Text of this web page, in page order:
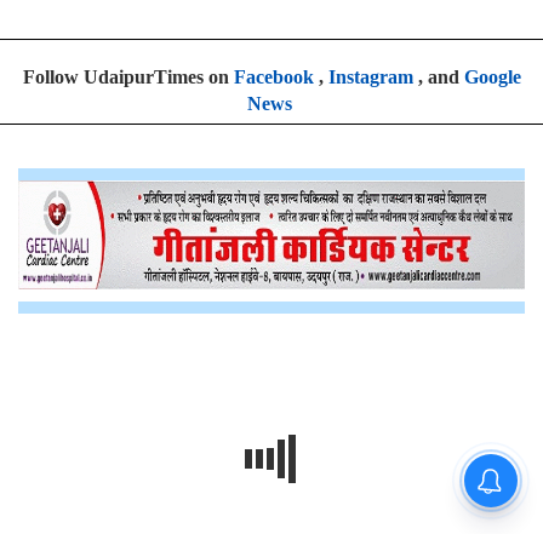
Follow UdaipurTimes on Facebook, Instagram, and Google
News